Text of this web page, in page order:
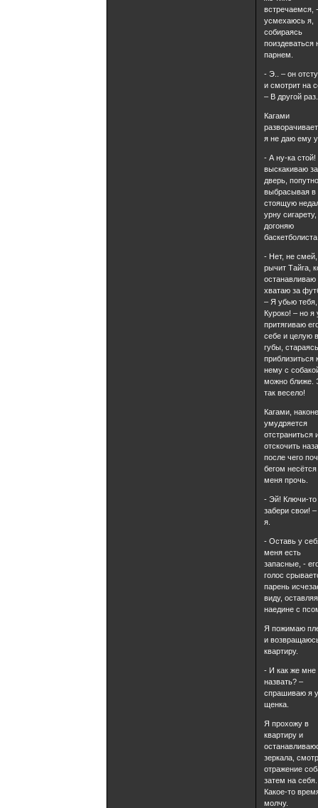
встречаемся,
усмехаюсь я,
собираясь
поиздеваться
парнем.
- Э.. – он
и смотрит на
– В другой раз.
Кагами
я не даю ему
- А ну-ка стой!
выскакиваю за
дверь,
выбрасывая в
стоящую
урну
догоняю
- Нет, не
рычит Тайга,
останавливаю
хватаю за
– Я убью тебя,
Куроко! – но я
притягиваю
себе и целую
губы,
приблизиться
нему с
можно ближе.
так весело!
Кагами,
умудряется
отстраниться
отскочить
после чего
бегом несётся
меня прочь.
- Эй! Ключи-то
забери свои! –
я.
- Оставь у
меня есть
запасные, -
голос
парень
виду,
наедине с
Я пожимаю
и
квартиру.
- И как же мне
назвать? –
спрашиваю я
щенка.
Я прохожу в
квартиру и
зеркала,
отражение
затем на себя.
Какое-то
молчу.